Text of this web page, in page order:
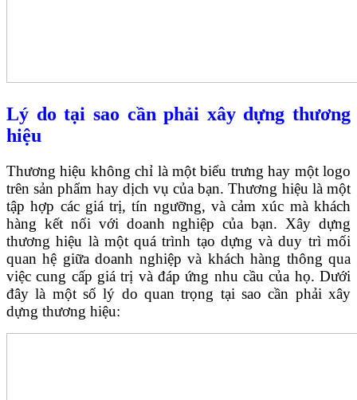
Lý do tại sao cần phải xây dựng thương
hiệu
Thương hiệu không chỉ là một biểu trưng hay một logo
trên sản phẩm hay dịch vụ của bạn. Thương hiệu là một
tập hợp các giá trị, tín ngưỡng, và cảm xúc mà khách
hàng kết nối với doanh nghiệp của bạn. Xây dựng
thương hiệu là một quá trình tạo dựng và duy trì mối
quan hệ giữa doanh nghiệp và khách hàng thông qua
việc cung cấp giá trị và đáp ứng nhu cầu của họ. Dưới
đây là một số lý do quan trọng tại sao cần phải xây
dựng thương hiệu: